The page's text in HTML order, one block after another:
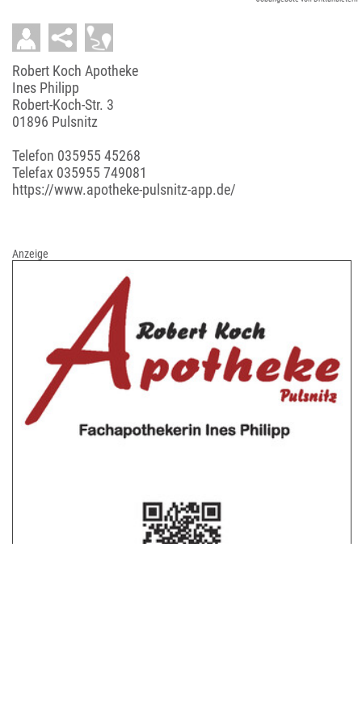
Robert Koch Apotheke
Ines Philipp
Robert-Koch-Str. 3
01896 Pulsnitz
Telefon 035955 45268
Telefax 035955 749081
https://www.apotheke-pulsnitz-app.de/
Anzeige